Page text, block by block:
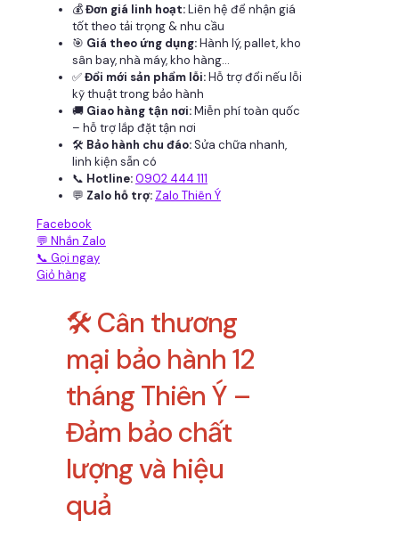
💰Đơn giá linh hoạt:Liên hệ để nhận giá
tốt theo tải trọng & nhu cầu
🎯 Giá theo ứng dụng:Hành lý, pallet, kho
sân bay, nhà máy, kho hàng...
✅Đổi mới sản phẩm lỗi:Hỗ trợ đổi nếu lỗi
kỹ thuật trong bảo hành
🚚 Giao hàng tận nơi:Miễn phí toàn quốc
– hỗ trợ lắp đặt tận nơi
🛠 Bảo hành chu đáo:Sửa chữa nhanh,
linh kiện sẵn có
📞 Hotline:0902 444 111
💬 Zalo hỗ trợ: Zalo Thiên Ý
Facebook
💬 Nhắn Zalo
📞 Gọi ngay
Giỏ hàng
🛠️ Cân thương
mại bảo hành 12
tháng Thiên Ý –
Đảm bảo chất
lượng và hiệu
quả